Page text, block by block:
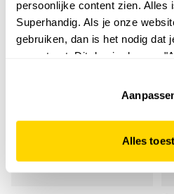
persoonlijke content zien. Alles
Superhandig. Als je onze
gebruiken, dan is het nodig dat
accepteert. Dit doe je door op
website niet optimaal
Alles